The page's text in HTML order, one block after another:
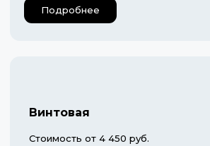
Подробнее
Винтовая
Стоимость от 4 450 руб.